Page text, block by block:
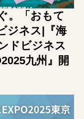
。「おもて
ジネス|『海
ドビジネス
九州』開